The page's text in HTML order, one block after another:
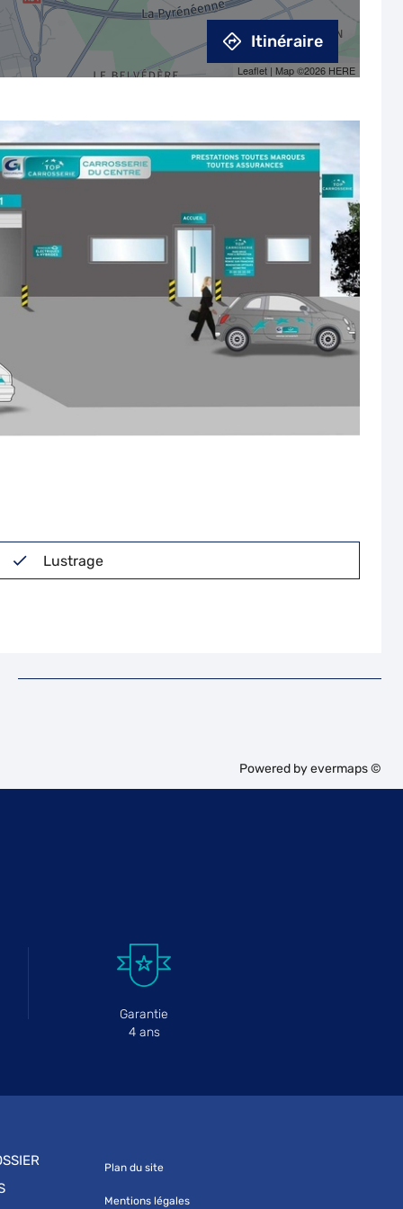
Leaflet | Map ©2026 HERE
Itinéraire
Lustrage
Powered byevermaps ©
Garantie
4 ans
Plan du site
Mentions légales